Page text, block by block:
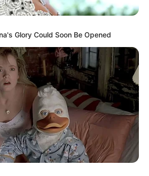
Mészáros Lőrinc
vizsgálódnak a
2026
Glory Could Soon Be Opened